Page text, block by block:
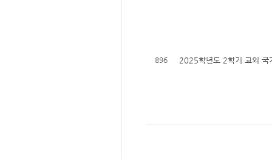
896 2025학년도 2학기 교외 국